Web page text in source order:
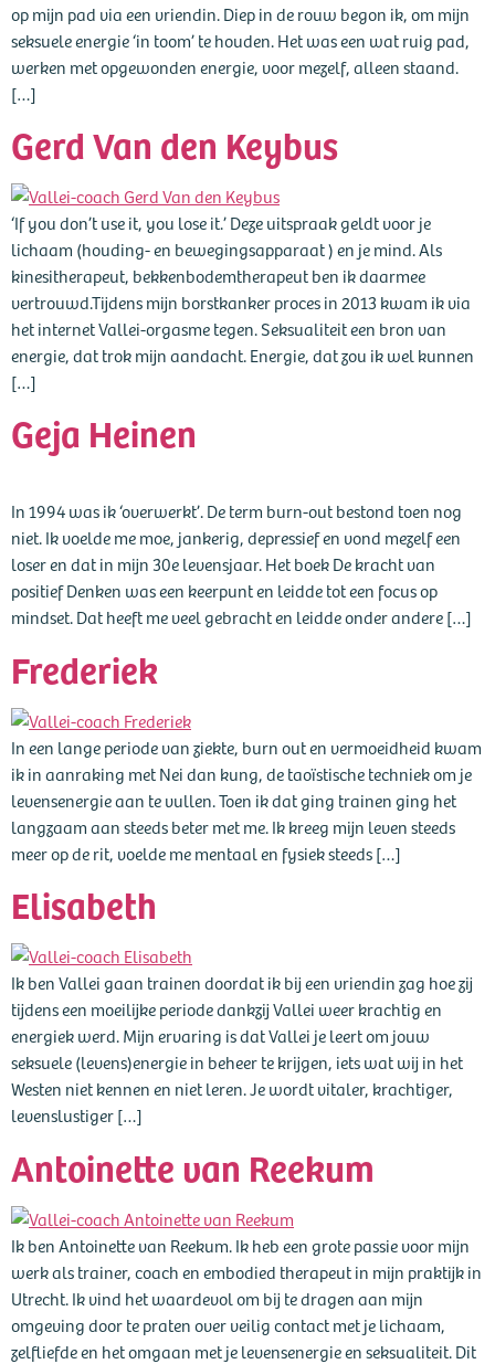
op mijn pad via een vriendin. Diep in de rouw begon ik, om mijn
seksuele energie ‘in toom’ te houden. Het was een wat ruig pad,
werken met opgewonden energie, voor mezelf, alleen staand.
[…]
Gerd Van den Keybus
‘If you don’t use it, you lose it.’ Deze uitspraak geldt voor je
lichaam (houding- en bewegingsapparaat ) en je mind. Als
kinesitherapeut, bekkenbodemtherapeut ben ik daarmee
vertrouwd.Tijdens mijn borstkanker proces in 2013 kwam ik via
het internet Vallei-orgasme tegen. Seksualiteit een bron van
energie, dat trok mijn aandacht. Energie, dat zou ik wel kunnen
[…]
Geja Heinen
In 1994 was ik ‘overwerkt’. De term burn-out bestond toen nog
niet. Ik voelde me moe, jankerig, depressief en vond mezelf een
loser en dat in mijn 30e levensjaar. Het boek De kracht van
positief Denken was een keerpunt en leidde tot een focus op
mindset. Dat heeft me veel gebracht en leidde onder andere […]
Frederiek
In een lange periode van ziekte, burn out en vermoeidheid kwam
ik in aanraking met Nei dan kung, de taoïstische techniek om je
levensenergie aan te vullen. Toen ik dat ging trainen ging het
langzaam aan steeds beter met me. Ik kreeg mijn leven steeds
meer op de rit, voelde me mentaal en fysiek steeds […]
Elisabeth
Ik ben Vallei gaan trainen doordat ik bij een vriendin zag hoe zij
tijdens een moeilijke periode dankzij Vallei weer krachtig en
energiek werd. Mijn ervaring is dat Vallei je leert om jouw
seksuele (levens)energie in beheer te krijgen, iets wat wij in het
Westen niet kennen en niet leren. Je wordt vitaler, krachtiger,
levenslustiger […]
Antoinette van Reekum
Ik ben Antoinette van Reekum. Ik heb een grote passie voor mijn
werk als trainer, coach en embodied therapeut in mijn praktijk in
Utrecht. Ik vind het waardevol om bij te dragen aan mijn
omgeving door te praten over veilig contact met je lichaam,
zelfliefde en het omgaan met je levensenergie en seksualiteit. Dit